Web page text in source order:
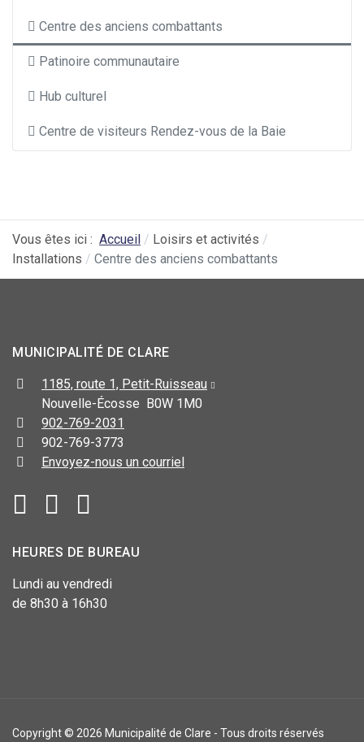
Centre des anciens combattants
Patinoire communautaire
Hub culturel
Centre de visiteurs Rendez-vous de la Baie
Vous êtes ici : Accueil
Loisirs et activités
Installations
Centre des anciens combattants
MUNICIPALITÉ DE CLARE
1185, route 1, Petit-Ruisseau
Nouvelle-Écosse B0W 1M0
902-769-2031
902-769-3773
Envoyez-nous un courriel
HEURES DE BUREAU
Lundi au vendredi
de 8h30 à 16h30
Copyright © 2026 Municipalité de Clare - Tous droits réservés